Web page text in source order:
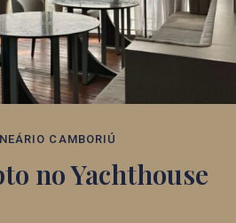
CAMBORIÚ
no Yachthouse